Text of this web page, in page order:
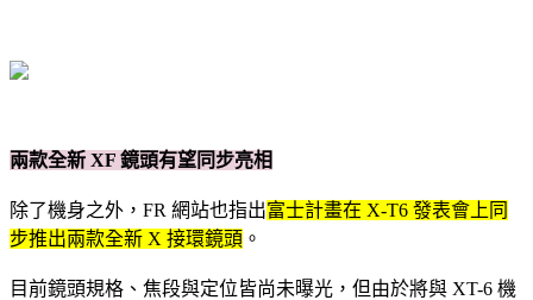
兩款全新 XF 鏡頭有望同步亮相
除了機身之外，FR 網站也指出富士計畫在 X-T6 發表會上同
步推出兩款全新 X 接環鏡頭 。
目前鏡頭規格、焦段與定位皆尚未曝光，但由於將與 XT-6 機